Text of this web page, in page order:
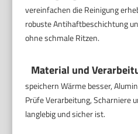
vereinfachen die Reinigung
robuste Antihaftbeschichtung
ohne schmale Ritzen.
Material und
speichern Wärme besser,
Prüfe Verarbeitung, Scharniere
langlebig und sicher ist.